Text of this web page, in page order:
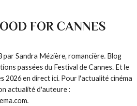
FOR CANNES
par Sandra Mézière, romancière. Blog
passées du Festival de Cannes. Et le
2026 en direct ici. Pour l'actualité cinéma
actualité d'auteure :